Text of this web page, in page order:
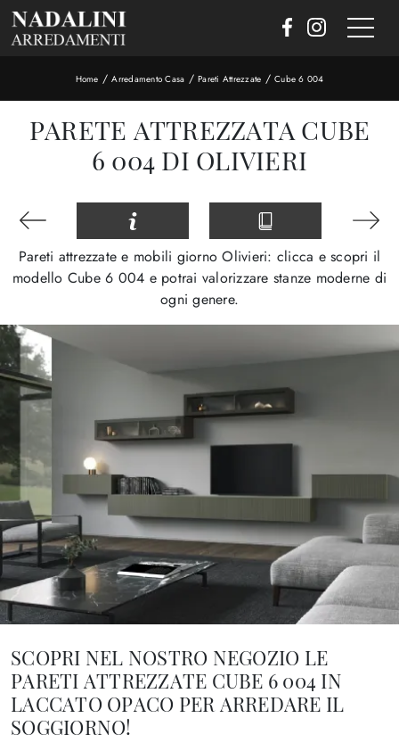
Home /Arredamento Casa / Pareti Attrezzate / Cube 6 004
PARETE ATTREZZATA CUBE
6 004 DI OLIVIERI
Pareti attrezzate e mobili giorno Olivieri: clicca e scopri il
modello Cube 6 004 e potrai valorizzare stanze moderne di
ogni genere.
SCOPRI NEL NOSTRO NEGOZIO LE
PARETI ATTREZZATE CUBE 6 004 IN
LACCATO OPACO PER ARREDARE IL
SOGGIORNO!